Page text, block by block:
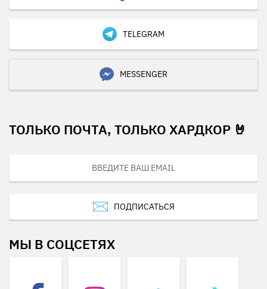
TELEGRAM
MESSENGER
ТОЛЬКО ПОЧТА, ТОЛЬКО ХАРДКОР 🤘
ПОДПИСАТЬСЯ
МЫ В СОЦСЕТЯХ